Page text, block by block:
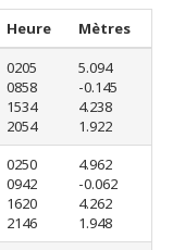
Heure Mètres
0205
0858
1534
2054
5.094
-0.145
4.238
1.922
0250
0942
1620
2146
4.962
-0.062
4.262
1.948